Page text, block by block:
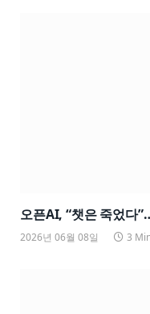
오픈AI, “챗은 죽었다
2026년 06월 08일 3